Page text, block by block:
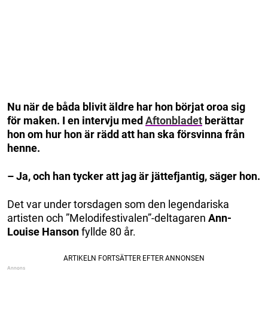
Nu när de båda blivit äldre har hon börjat oroa sig
för maken. I en intervju med Aftonbladet berättar
hon om hur hon är rädd att han ska försvinna från
henne.
– Ja, och han tycker att jag är jättefjantig, säger hon.
Det var under torsdagen som den legendariska
artisten och ”Melodifestivalen”-deltagaren Ann-
Louise Hansonfyllde 80 år.